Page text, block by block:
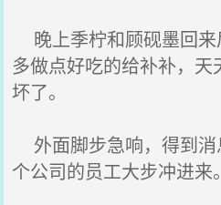
晚上季柠和顾砚墨回来
多做点好吃的给补补，
坏了。
外面脚步急响，得到消
个公司的员工大步冲进来。